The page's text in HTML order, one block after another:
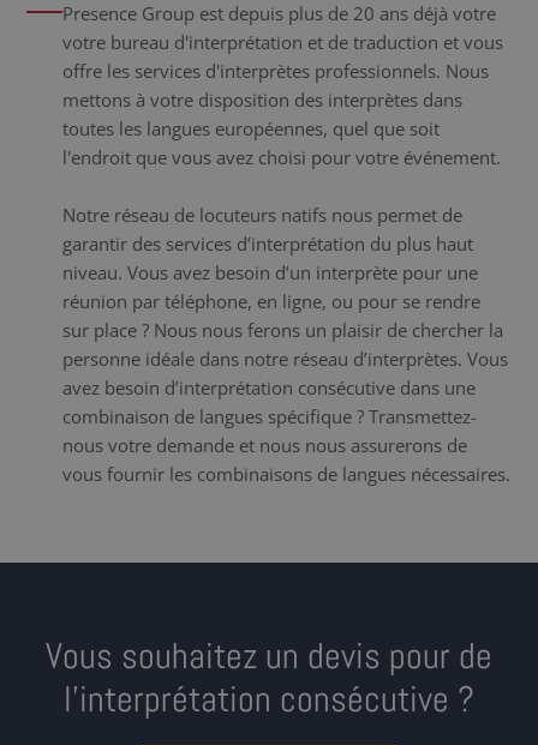
Presence Group est depuis plus de 20 ans déjà votre
votre bureau d'interprétation et de traduction et vous
offre les services d'interprètes professionnels. Nous
mettons à votre disposition des interprètes dans
toutes les langues européennes, quel que soit
l'endroit que vous avez choisi pour votre événement.
Notre réseau de locuteurs natifs nous permet de
garantir des services d’interprétation du plus haut
niveau. Vous avez besoin d’un interprète pour une
réunion par téléphone, en ligne, ou pour se rendre
sur place ? Nous nous ferons un plaisir de chercher la
personne idéale dans notre réseau d’interprètes. Vous
avez besoin d’interprétation consécutive dans une
combinaison de langues spécifique ? Transmettez-
nous votre demande et nous nous assurerons de
vous fournir les combinaisons de langues nécessaires.
Vous souhaitez un devis pour de
l’interprétation consécutive ?